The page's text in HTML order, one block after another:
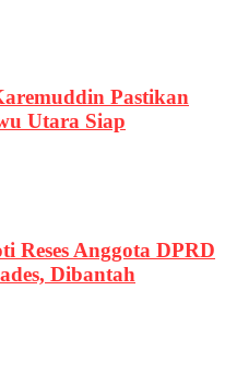
Pastikan
Utara Siap
Reses Anggota DPRD
Dibantah